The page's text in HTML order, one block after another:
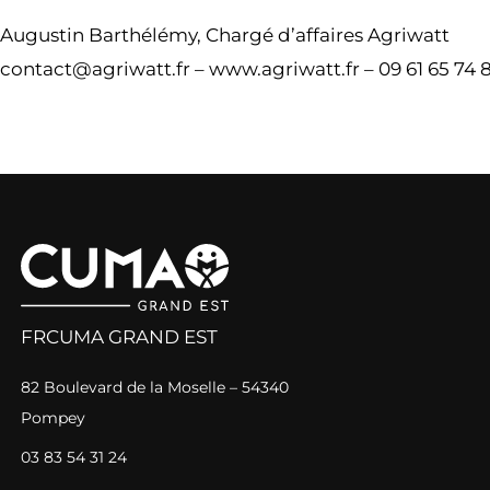
Augustin Barthélémy, Chargé d’affaires Agriwatt
contact@agriwatt.fr – www.agriwatt.fr – 09 61 65 74
FRCUMA GRAND EST
82 Boulevard de la Moselle – 54340
Pompey
03 83 54 31 24